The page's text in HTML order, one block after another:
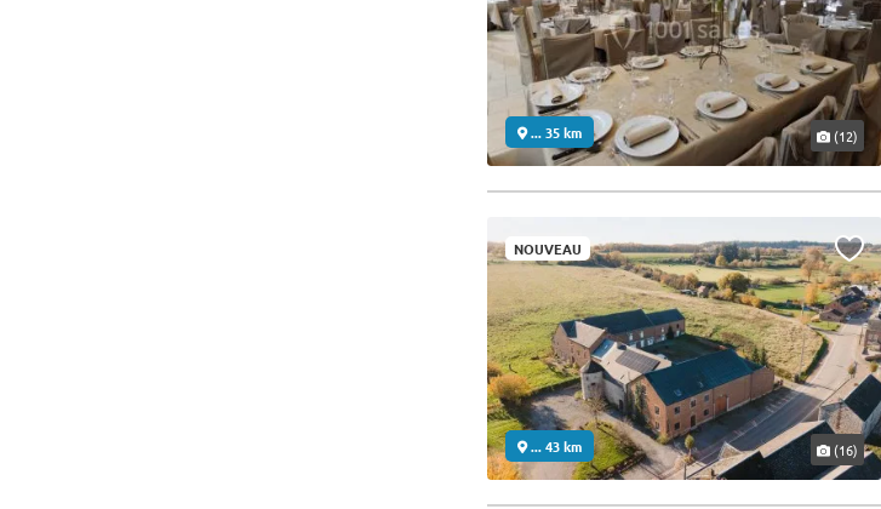
... 35 km (12)
NOUVEAU
... 43 km (16)